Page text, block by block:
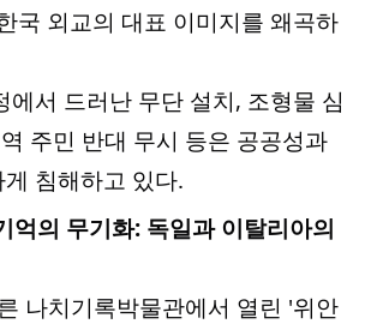
국 외교의 대표 이미지를 왜곡하
에서 드러난 무단 설치, 조형물 심
주민 반대 무시 등은 공공성과
침해하고 있다.
억의 무기화: 독일과 이탈리아의
나치기록박물관에서 열린 '위안